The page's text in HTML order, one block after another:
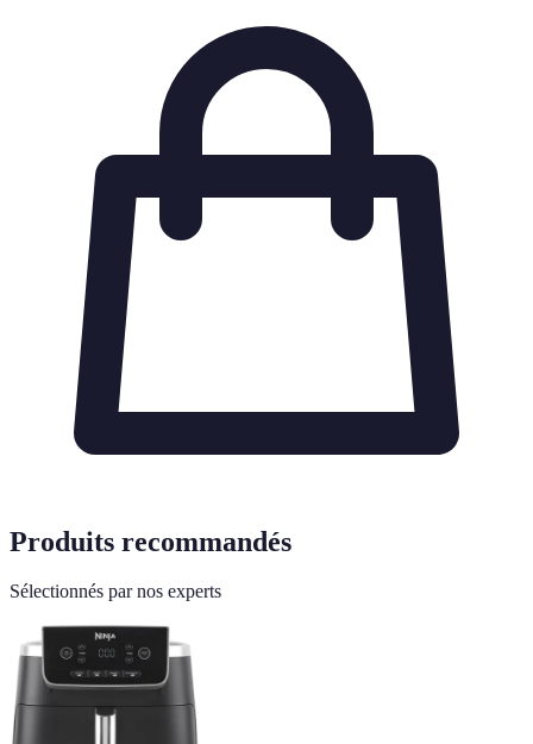
Produits recommandés
Sélectionnés par nos experts